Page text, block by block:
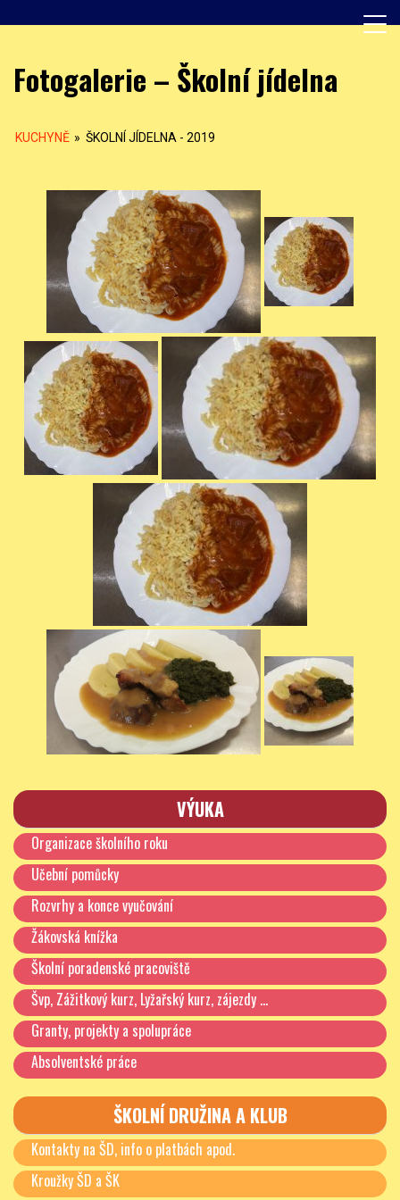
to
ZŠ Burešova
Fotogalerie – Školní jídelna
KUCHYNĚ » ŠKOLNÍ JÍDELNA - 2019
VÝUKA
Organizace školního roku
Učební pomůcky
Rozvrhy a konce vyučování
Žákovská knížka
Školní poradenské pracoviště
Švp, Zážitkový kurz, Lyžařský kurz, zájezdy …
Granty, projekty a spolupráce
Absolventské práce
ŠKOLNÍ DRUŽINA A KLUB
Kontakty na ŠD, info o platbách apod.
Kroužky ŠD a ŠK